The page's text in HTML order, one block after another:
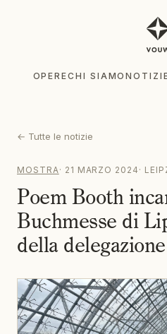
OPERECHI SIAMO
← Tutte le notizie
MOSTRA· 21 MARZO 2024 ·
Poem Booth
Buchmesse di
della